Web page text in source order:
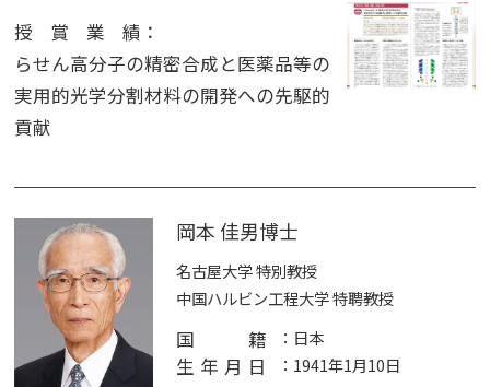
授賞業績 ：
らせん高分子の精密合成と医薬品等の
実用的光学分割材料の開発への先駆的
貢献
岡本 佳男博士
名古屋大学 特別教授
中国ハルビン工程大学 特聘教授
国籍 ：日本
生年月日 ：1941年1月10日